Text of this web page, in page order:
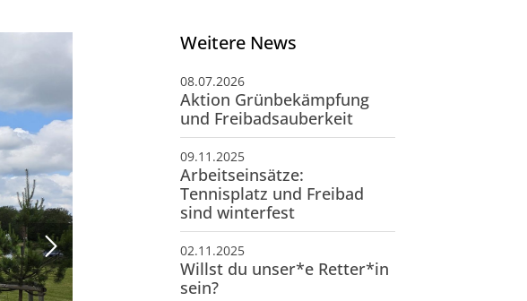
Weitere News
08.07.2026
Aktion Grünbekämpfung
und Freibadsauberkeit
09.11.2025
Arbeitseinsätze:
Tennisplatz und Freibad
sind winterfest
02.11.2025
Willst du unser*e Retter*in
sein?
Geschäftsstelle
SC Grün-Weiß Großenvörde e.V.